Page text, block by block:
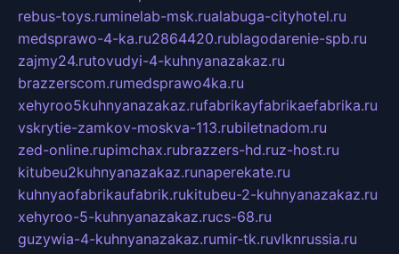
rebus-toys.ruminelab-msk.rualabuga-cityhotel.ru
medsprawo-4-ka.ru2864420.rublagodarenie-spb.ru
zajmy24.rutovudyi-4-kuhnyanazakaz.ru
brazzerscom.rumedsprawo4ka.ru
xehyroo5kuhnyanazakaz.rufabrikayfabrikaefabrika.ru
vskrytie-zamkov-moskva-113.rubiletnadom.ru
zed-online.rupimchax.rubrazzers-hd.ruz-host.ru
kitubeu2kuhnyanazakaz.runaperekate.ru
kuhnyaofabrikaufabrik.rukitubeu-2-kuhnyanazakaz.ru
xehyroo-5-kuhnyanazakaz.rucs-68.ru
guzywia-4-kuhnyanazakaz.rumir-tk.ruvlknrussia.ru